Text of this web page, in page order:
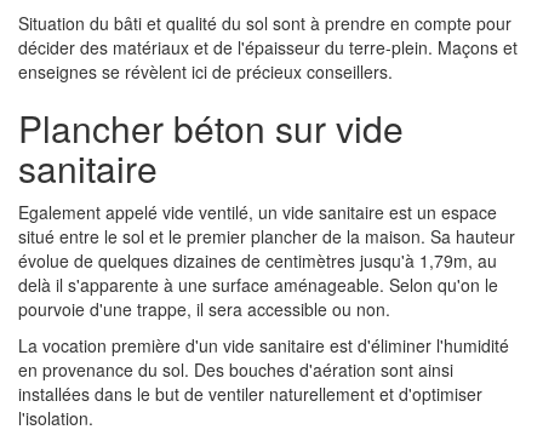
Situation du bâti et qualité du sol sont à prendre en compte pour
décider des matériaux et de l'épaisseur du terre-plein. Maçons et
enseignes se révèlent ici de précieux conseillers.
Plancher béton sur vide
sanitaire
Egalement appelé vide ventilé, un vide sanitaire est un espace
situé entre le sol et le premier plancher de la maison. Sa hauteur
évolue de quelques dizaines de centimètres jusqu'à 1,79m, au
delà il s'apparente à une surface aménageable. Selon qu'on le
pourvoie d'une trappe, il sera accessible ou non.
La vocation première d'un vide sanitaire est d'éliminer l'humidité
en provenance du sol. Des bouches d'aération sont ainsi
installées dans le but de ventiler naturellement et d'optimiser
l'isolation.